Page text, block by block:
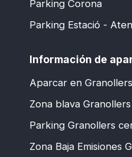
Parking Corona
Parking Estació -
Información de
Aparcar en Granollers
Zona blava Granollers
Parking Granollers
Zona Baja Emisiones